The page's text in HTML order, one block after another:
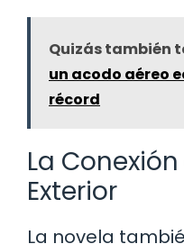
Quizás también
un acodo aéreo
récord
La
Exterior
La novela